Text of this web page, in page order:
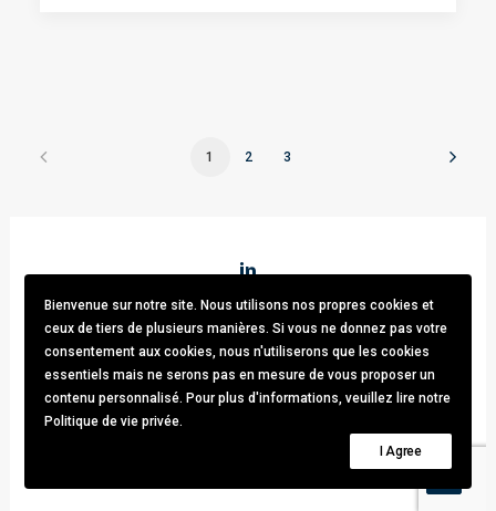
1 2 3
Stark & Partners/ Tel:+32 (0)470.33.92.82/info@stark-
recruitment.com
Avenue brugmann 63, 1190 Forest / TVA: BE0781.342.423 /
Cookies & GDPR
© 2021 Stark & Partners. All rights reserved.
Bienvenue sur notre site. Nous utilisons nos propres cookies et
ceux de tiers de plusieurs manières. Si vous ne donnez pas votre
consentement aux cookies, nous n'utiliserons que les cookies
essentiels mais ne serons pas en mesure de vous proposer un
contenu personnalisé. Pour plus d'informations, veuillez lire notre
Politique de vie privée.
I Agree